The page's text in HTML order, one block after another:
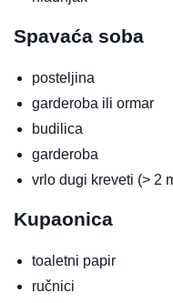
Spavaća soba
posteljina
garderoba ili ormar
budilica
garderoba
vrlo dugi kreveti (> 2
Kupaonica
toaletni papir
ručnici